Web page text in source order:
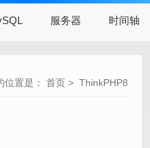
服务器 时间轴
位置是： 首页 > ThinkPHP8